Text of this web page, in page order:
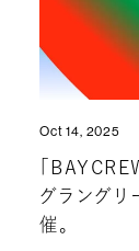
Oct 14, 2025
「
グラング
催。